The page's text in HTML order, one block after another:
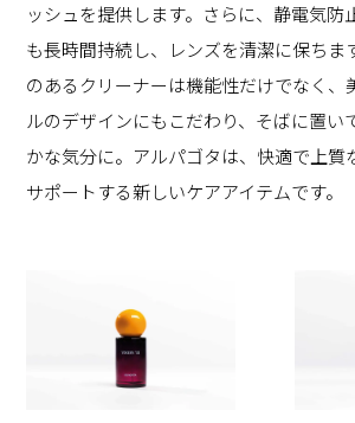
ッシュを提供します。さらに、静電気防
も長時間持続し、レンズを清潔に保ちま
のあるクリーナーは機能性だけでなく、
ルのデザインにもこだわり、そばに置い
かな気分に。アルパゴタは、快適で上質
サポートする新しいケアアイテムです。